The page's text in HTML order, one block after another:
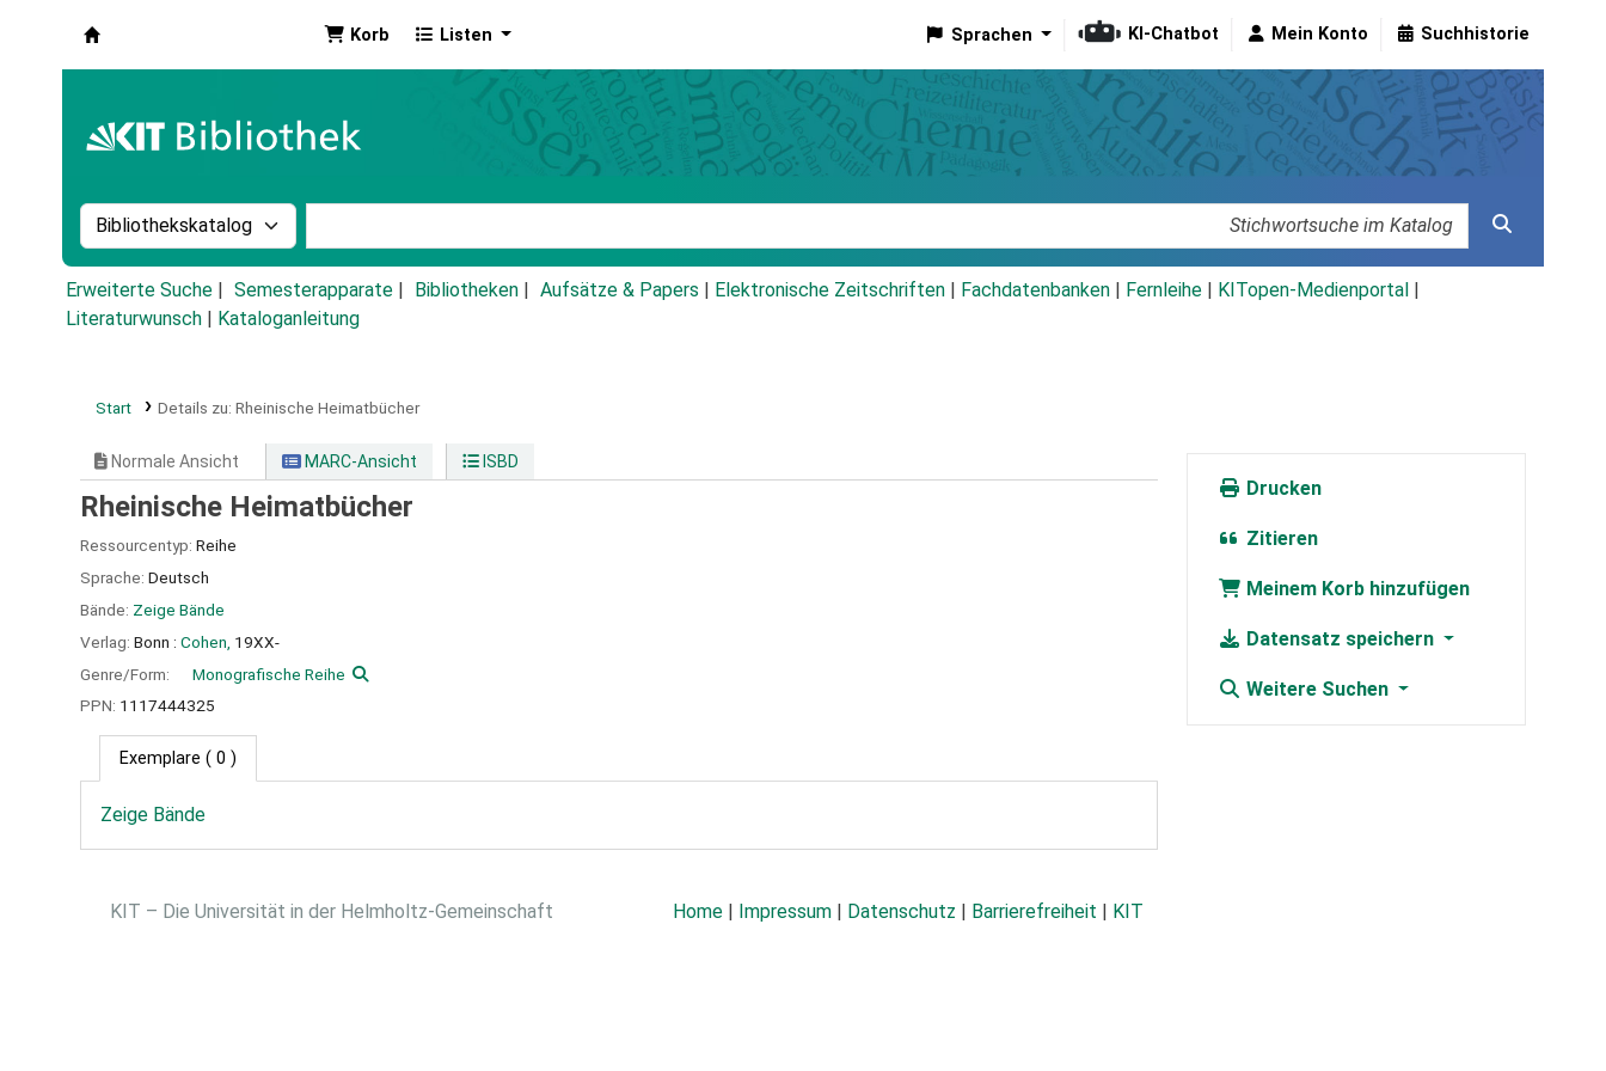
Korb Listen Sprachen KI-Chatbot Mein Konto Suchhistorie
Suche im Katalog nach:
Erweiterte Suche Semesterapparate Bibliotheken Aufsätze & Papers Elektronische Zeitschriften Fachdatenbanken Fernleihe KITopen-Medienportal
Literaturwunsch
Kataloganleitung
Start Details zu: Rheinische Heimatbücher
Normale Ansicht MARC-Ansicht ISBD
Rheinische Heimatbücher
Ressourcentyp: Reihe
Sprache: Deutsch
Bände: Zeige Bände
Verlag: Bonn : Cohen, 19XX-
Genre/Form:
Monografische Reihe
PPN: 1117444325
Exemplare ( 0 )
Zeige Bände
Drucken
Zitieren
Meinem Korb hinzufügen
Datensatz speichern
Weitere Suchen
KIT – Die Universität in der Helmholtz-Gemeinschaft Home Impressum Datenschutz Barrierefreiheit KIT